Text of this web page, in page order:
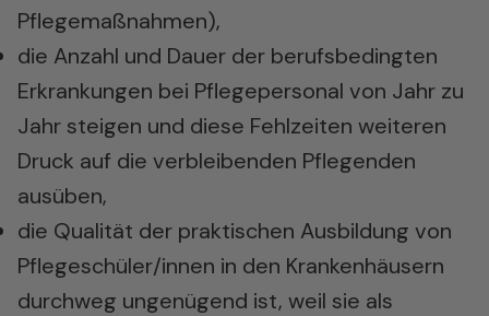
Pflegemaßnahmen),
die Anzahl und Dauer der berufsbedingten
Erkrankungen bei Pflegepersonal von Jahr zu
Jahr steigen und diese Fehlzeiten weiteren
Druck auf die verbleibenden Pflegenden
ausüben,
die Qualität der praktischen Ausbildung von
Pflegeschüler/innen in den Krankenhäusern
durchweg ungenügend ist, weil sie als